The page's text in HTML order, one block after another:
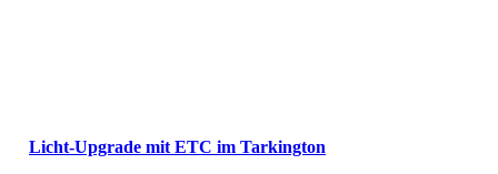
Licht-Upgrade mit ETC im Tarkington